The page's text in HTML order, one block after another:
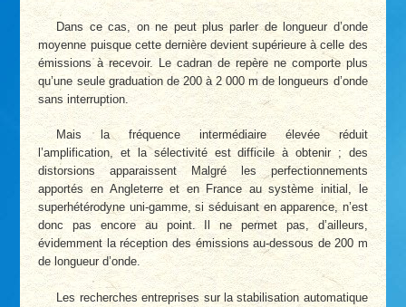
Dans ce cas, on ne peut plus parler de longueur d’onde
moyenne puisque cette dernière devient supérieure à celle des
émissions à recevoir. Le cadran de repère ne comporte plus
qu’une seule graduation de 200 à 2 000 m de longueurs d’onde
sans interruption.
Mais la fréquence intermédiaire élevée réduit
l’amplification, et la sélectivité est difficile à obtenir ; des
distorsions apparaissent Malgré les perfectionnements
apportés en Angleterre et en France au système initial, le
superhétérodyne uni-gamme, si séduisant en apparence, n’est
donc pas encore au point. Il ne permet pas, d’ailleurs,
évidemment la réception des émissions au-dessous de 200 m
de longueur d’onde.
Les recherches entreprises sur la stabilisation automatique